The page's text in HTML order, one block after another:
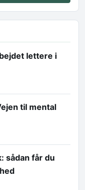
lettere i
til mental
sådan får du